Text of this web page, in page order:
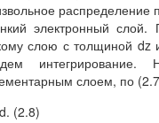
распределение
электронный слой.
слою с толщиной
интегрирование.
слоем, по
(2.8)